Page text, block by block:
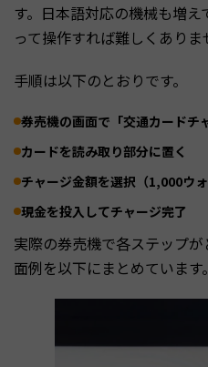
す。日本語対応の機械も増
って操作すれば難しくありま
手順は以下のとおりです。
券売機の画面で「交通カードチ
カードを読み取り部分に置く
チャージ金額を選択（1,000ウ
現金を投入してチャージ完了
実際の券売機で各ステップ
面例を以下にまとめています。